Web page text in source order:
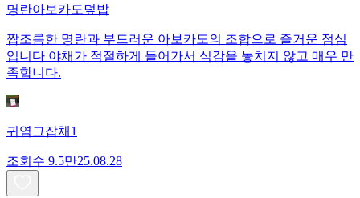
명란아보카도덮밥
짭조름한 명란과 부드러운 아보카도의 조합으로 즐거운 점심
입니다 야채가 적절하게 들어가서 식감을 놓치지 않고 매우 만
족합니다.
귀염그잡채1
조회수 9.5만25.08.28